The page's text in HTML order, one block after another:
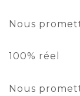
Nous
100% réel
Nous